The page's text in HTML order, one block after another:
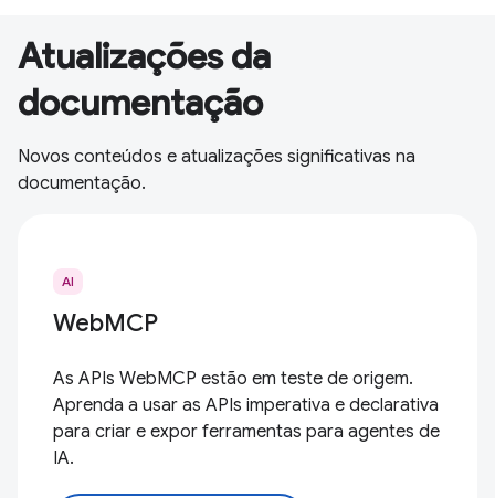
Atualizações da
documentação
Novos conteúdos e atualizações significativas na
documentação.
AI
WebMCP
As APIs WebMCP estão em teste de origem.
Aprenda a usar as APIs imperativa e declarativa
para criar e expor ferramentas para agentes de
IA.